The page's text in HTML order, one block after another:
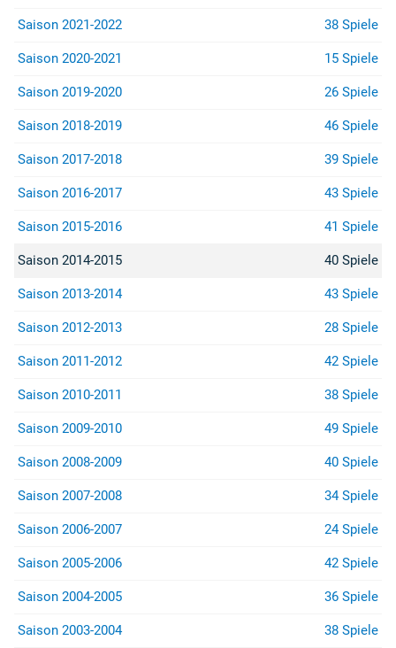
Saison 2021-2022 38 Spiele
Saison 2020-2021 15 Spiele
Saison 2019-2020 26 Spiele
Saison 2018-2019 46 Spiele
Saison 2017-2018 39 Spiele
Saison 2016-2017 43 Spiele
Saison 2015-2016 41 Spiele
Saison 2014-2015 40 Spiele
Saison 2013-2014 43 Spiele
Saison 2012-2013 28 Spiele
Saison 2011-2012 42 Spiele
Saison 2010-2011 38 Spiele
Saison 2009-2010 49 Spiele
Saison 2008-2009 40 Spiele
Saison 2007-2008 34 Spiele
Saison 2006-2007 24 Spiele
Saison 2005-2006 42 Spiele
Saison 2004-2005 36 Spiele
Saison 2003-2004 38 Spiele